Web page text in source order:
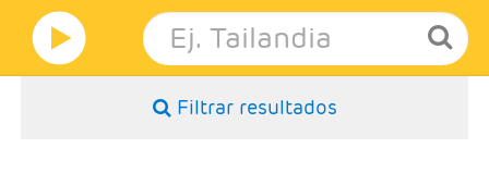
Filtrar resultados